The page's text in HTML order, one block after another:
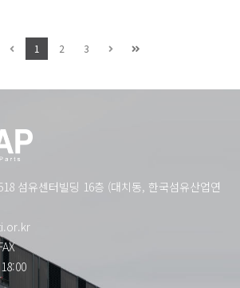
1 2 3
섬유센터빌딩 16층 (대치동, 한국섬유산업연